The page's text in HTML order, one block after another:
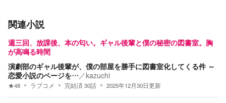
関連小説
週三回、放課後、本の匂い。ギャル後輩と僕の秘密の図書室。胸
が高鳴る時間
演劇部のギャル後輩が、僕の部屋を勝手に図書室化してくる件 ～
恋愛小説のページを… ／kazuchi
★48 ラブコメ 完結済30話 2025年12月30日更新